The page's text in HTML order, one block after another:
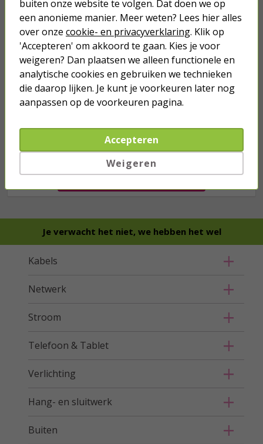
43,50
40,
89
we hebben hetwel
Je verwacht het niet, we hebben het wel
Kabels
Netwerk
Stroom
Telefoon & Tablet
Verlichting
Hang- en sluitwerk
Buiten
buiten onze website te volgen. Dat doen we op
een anonieme manier. Meer weten? Lees hier alles
over onze cookie- en privacyverklaring. Klik op
'Accepteren' om akkoord te gaan. Kies je voor
weigeren? Dan plaatsen we alleen functionele en
analytische cookies en gebruiken we technieken
die daarop lijken. Je kunt je voorkeuren later nog
aanpassen op de voorkeuren pagina.
Accepteren
Weigeren